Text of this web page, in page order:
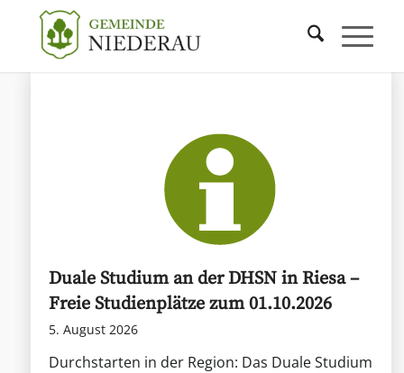
Duale Studium an der DHSN in Riesa –
Freie Studienplätze zum 01.10.2026
5. August 2026
Durchstarten in der Region: Das Duale Studium